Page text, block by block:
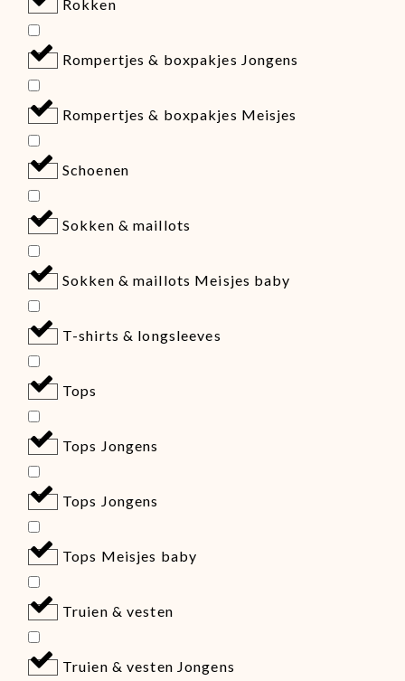
Rokken
Rompertjes & boxpakjes Jongens
Rompertjes & boxpakjes Meisjes
Schoenen
Sokken & maillots
Sokken & maillots Meisjes baby
T-shirts & longsleeves
Tops
Tops Jongens
Tops Jongens
Tops Meisjes baby
Truien & vesten
Truien & vesten Jongens